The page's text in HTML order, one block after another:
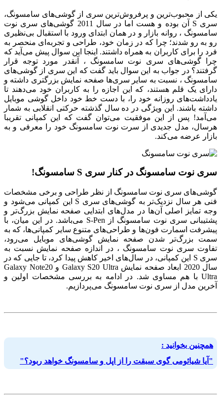
یکی از محبوب‌ترین و پرفروش‌ترین سری از گوشی‌های سامسونگ،
سری S آن بوده و هست اما در سال 2011 گوشی‌های سری نوت
سامسونگ ، روانه بازار و در همان ابتدای ورود با استقبال بی‌نظیری
رو به رو شدند؛ چرا که در زمان خود، طراحی و تجربه‌ای منحصر به
فرد را برای کاربران به همراه داشتند. اینجا این سوال پیش می‌آید که
چرا گوشی‌های سری نوت سامسونگ ، آنقدر مورد توجه قرار
گرفتند؟ در جواب به این سوال باید گفت که این سری از گوشی‌های
سامسونگ ، نسبت به سایر سری‌ها صفحه نمایش بزرگتری داشته و
دارای یک قلم هستند، که این اجازه را به کاربران خود می‌دهند تا
یادداشت‌های روزانه خود را، با دست خط خود داخل گوشی موبایل
داشته باشند. این ویژگی در ده سال گذشته حرکتی انقلابی به شمار
می‌آمد! پس از این موفقیت می‌توان گفت که این کمپانی تقریبا
هرسال، مدل جدیدی از سرت نوت سامسونگ خود را معرفی و به
بازار عرضه می‌کند.
سری نوت سامسونگ در کنار سری S سامسونگ!
گوشی‌های سری نوت سامسونگ از نظر طراحی و برخی مشخصات
فنی هر سال نزدیک‌تر به گوشی‌های سری S این کمپانی می‌شود و
وجه تمایز اصلی آن‌ها در مدل‌های ابتدایی صفحه نمایش بزرگ‌تر و
پشتیبانی سری نوت سامسونگ از S-Pen می‌باشد. در این میان، با
پیشرفت اسمارت فون‌ها و طراحی‌های متنوع سایر کمپانی‌ها، که به
سمت بزرگ‌تر شدن صفحه نمایش گوشی‌های موبایل می‌رود،
تفاوت سری نوت سامسونگ ، در اندازه صفحه نمایش نسبت به
سری S این کمپانی، در سال‌های اخیر کاهش پیدا کرد، تا جایی که در
سال 2020 ابعاد صفحه نمایش Galaxy S20 Ultra و Galaxy Note20
Ultra با هم مساوی شد. در ادامه به بررسی مشخصات اولین و
آخرین مدل از سری نوت سامسونگ می‌پردازیم.
همچنین بخوانید :
"آیا شیائومی گوی سبقت را از اپل و سامسونگ خواهد ربود؟"